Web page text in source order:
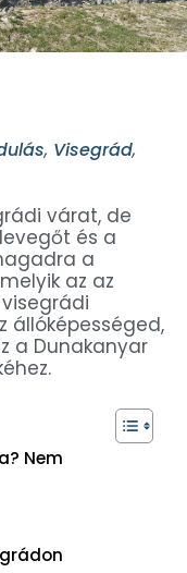
, Visegrád,
várat, de
és a
a
az az
állóképességed,
a Dunakanyar
Nem